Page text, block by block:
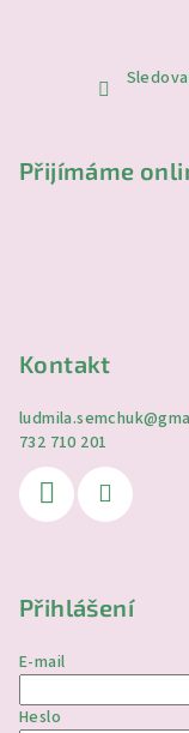
Přijímáme
Kontakt
ludmila.semchuk@
732 710 201
Přihlášení
E-mail
Heslo